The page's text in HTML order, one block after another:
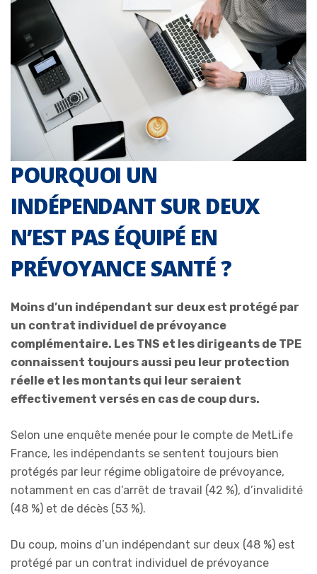
POURQUOI UN
INDÉPENDANT SUR DEUX
N’EST PAS ÉQUIPÉ EN
PRÉVOYANCE SANTÉ ?
Moins d’un indépendant sur deux est protégé par
un contrat individuel de prévoyance
complémentaire. Les TNS et les dirigeants de TPE
connaissent toujours aussi peu leur protection
réelle et les montants qui leur seraient
effectivement versés en cas de coup durs.
Selon une enquête menée pour le compte de MetLife
France, les indépendants se sentent toujours bien
protégés par leur régime obligatoire de prévoyance,
notamment en cas d’arrêt de travail (42 %), d’invalidité
(48 %) et de décès (53 %).
Du coup, moins d’un indépendant sur deux (48 %) est
protégé par un contrat individuel de prévoyance